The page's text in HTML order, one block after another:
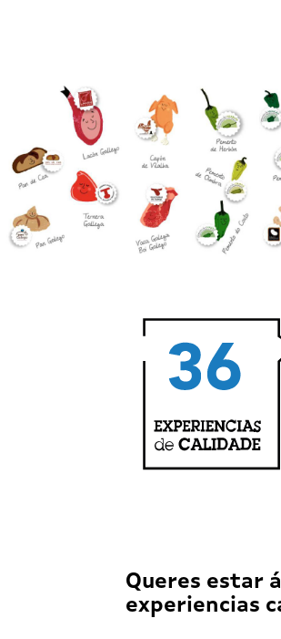
Queres estar
experiencias